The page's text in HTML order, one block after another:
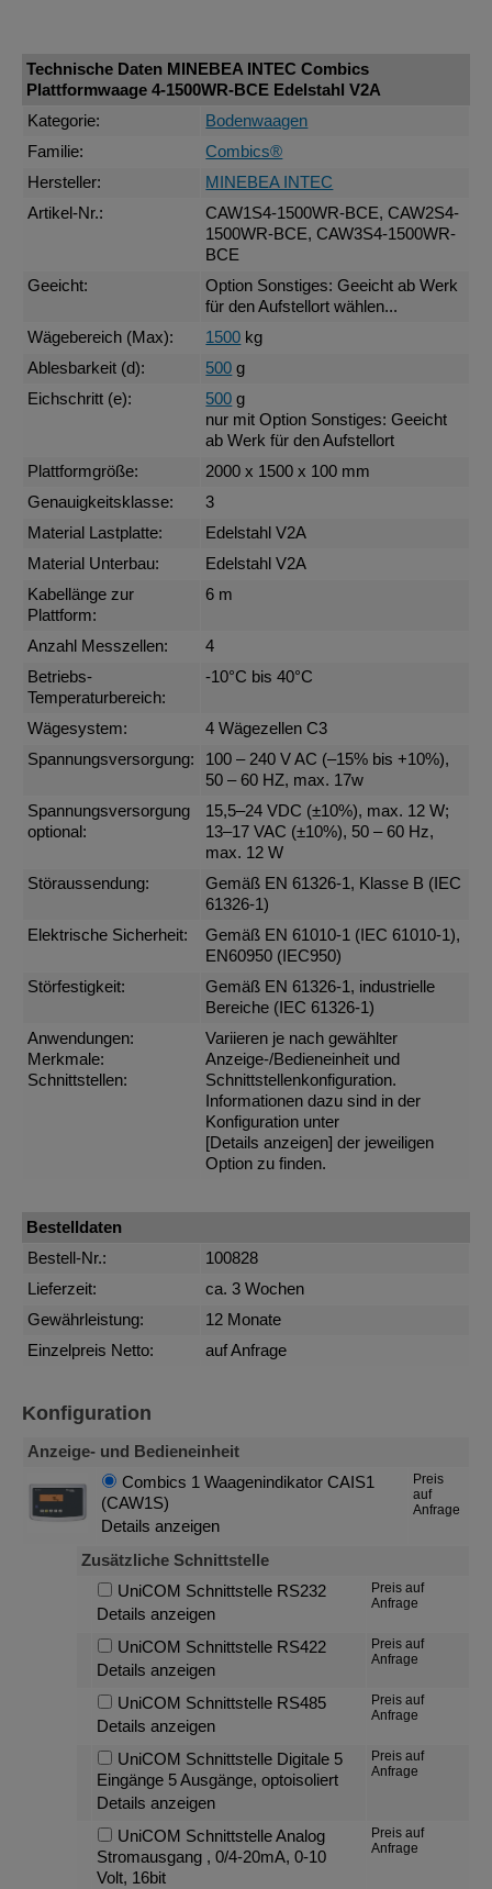
Technische Daten MINEBEA INTEC Combics
Plattformwaage 4-1500WR-BCE Edelstahl V2A
Kategorie:
Bodenwaagen
Familie:
Combics®
Hersteller:
MINEBEA INTEC
Artikel-Nr.:
CAW1S4-1500WR-BCE, CAW2S4-
1500WR-BCE, CAW3S4-1500WR-
BCE
Geeicht:
Option Sonstiges: Geeicht ab Werk
für den Aufstellort wählen...
Wägebereich (Max):
1500 kg
Ablesbarkeit (d):
500 g
Eichschritt (e):
500 g
nur mit Option Sonstiges: Geeicht
ab Werk für den Aufstellort
Plattformgröße:
2000 x 1500 x 100 mm
Genauigkeitsklasse:
3
Material Lastplatte:
Edelstahl V2A
Material Unterbau:
Edelstahl V2A
Kabellänge zur
Plattform:
6 m
Anzahl Messzellen:
4
Betriebs-
Temperaturbereich:
-10°C bis 40°C
Wägesystem:
4 Wägezellen C3
Spannungsversorgung:
100 – 240 V AC (–15% bis +10%),
50 – 60 HZ, max. 17w
Spannungsversorgung
optional:
15,5–24 VDC (±10%), max. 12 W;
13–17 VAC (±10%), 50 – 60 Hz,
max. 12 W
Störaussendung:
Gemäß EN 61326-1, Klasse B (IEC
61326-1)
Elektrische Sicherheit:
Gemäß EN 61010-1 (IEC 61010-1),
EN60950 (IEC950)
Störfestigkeit:
Gemäß EN 61326-1, industrielle
Bereiche (IEC 61326-1)
Anwendungen:
Merkmale:
Schnittstellen:
Variieren je nach gewählter
Anzeige-/Bedieneinheit und
Schnittstellenkonfiguration.
Informationen dazu sind in der
Konfiguration unter
[Details anzeigen] der jeweiligen
Option zu finden.
Bestelldaten
Bestell-Nr.:
100828
Lieferzeit:
ca. 3 Wochen
Gewährleistung:
12 Monate
Einzelpreis Netto:
auf Anfrage
Konfiguration
Anzeige- und Bedieneinheit
Combics 1 Waagenindikator CAIS1
(CAW1S)
Details anzeigen
Preis
auf
Anfrage
Zusätzliche Schnittstelle
UniCOM Schnittstelle RS232
Details anzeigen
Preis auf
Anfrage
UniCOM Schnittstelle RS422
Details anzeigen
Preis auf
Anfrage
UniCOM Schnittstelle RS485
Details anzeigen
Preis auf
Anfrage
UniCOM Schnittstelle Digitale 5
Eingänge 5 Ausgänge, optoisoliert
Details anzeigen
Preis auf
Anfrage
UniCOM Schnittstelle Analog
Stromausgang , 0/4-20mA, 0-10
Volt, 16bit
Preis auf
Anfrage